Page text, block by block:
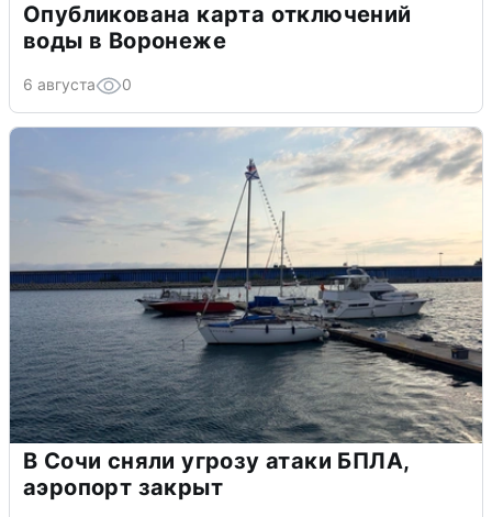
Опубликована карта отключений
воды в Воронеже
6 августа 0
В Сочи сняли угрозу атаки БПЛА,
аэропорт закрыт